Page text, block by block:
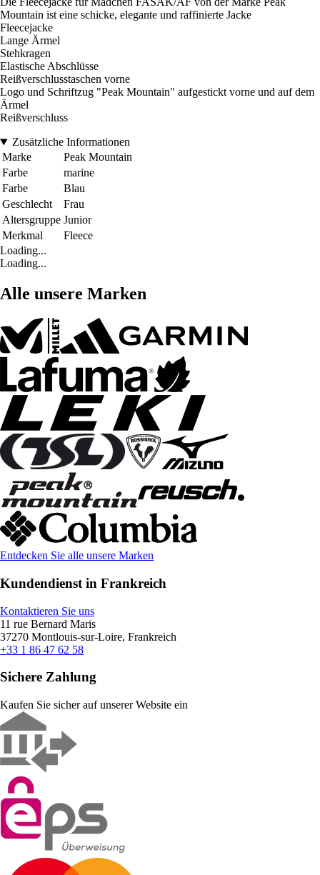
Mountain ist eine schicke, elegante und raffinierte Jacke
Fleecejacke
Lange Ärmel
Stehkragen
Elastische Abschlüsse
Reißverschlusstaschen vorne
Logo und Schriftzug "Peak Mountain" aufgestickt vorne und auf dem
Ärmel
Reißverschluss
Zusätzliche Informationen
Marke
Peak Mountain
Farbe
marine
Farbe
Blau
Geschlecht
Frau
Altersgruppe Junior
Merkmal
Fleece
Loading...
Loading...
Alle unsere Marken
Entdecken Sie alle unsere Marken
Kundendienst in Frankreich
Kontaktieren Sie uns
11 rue Bernard Maris
37270 Montlouis-sur-Loire, Frankreich
+33 1 86 47 62 58
Sichere Zahlung
Kaufen Sie sicher auf unserer Website ein